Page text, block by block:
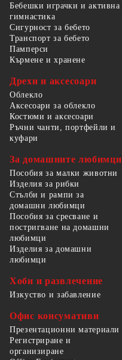
Бебешки играчки и активна
гимнастика
Сигурност за бебето
Транспорт за бебето
Памперси
Кърмене и хранене
Дрехи и аксесоари
Облекло
Аксесоари за облекло
Костюми и аксесоари
Ръчни чанти, портфейли и
куфари
За домашните любимци
Пособия за малки животни
Изделия за рибки
Стълби и рампи за
домашни любимци
Пособия за сресване и
постригване на домашни
любимци
Изделия за домашни
любимци
Хоби и развлечение
Изкуство и забавление
Офис консумативи
Презентационни материали
Регистриране и
организиране